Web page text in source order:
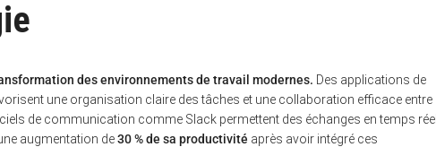
des environnements de travail modernes. Des applications de
une organisation claire des tâches et une collaboration efficace entre
de communication comme Slack permettent des échanges en temps réel.
augmentation de30 % de sa productivité après avoir intégré ces